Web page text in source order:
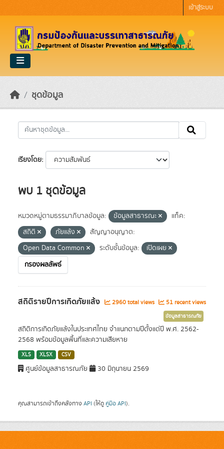
เข้าสู่ระบบ
ชุดข้อมูล
เรียงโดย
พบ 1 ชุดข้อมูล
หมวดหมู่ตามธรรมาภิบาลข้อมูล: ข้อมูลสาธารณะ
แท็ค:
สถิติ
ภัยแล้ง
สัญญาอนุญาต:
Open Data Common
ระดับชั้นข้อมูล:
เปิดเผย
กรองผลลัพธ์
สถิติรายปีการเกิดภัยแล้ง 2960 total views 51 recent views
ข้อมูลสาธารณภัย
สถิติการเกิดภัยแล้งในประเทศไทย จำแนกตามปีตั้งแต่ปี พ.ศ. 2562-
2568 พร้อมข้อมูลพื้นที่และความเสียหาย
XLS XLSX CSV
ศูนย์ข้อมูลสาธารณภัย 30 มิถุนายน 2569
คุณสามารถเข้าถึงคลังทาง API (ให้ดู คู่มือ API).